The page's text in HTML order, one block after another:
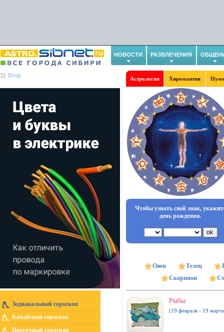
НОВОСТИ РАЗВЛЕЧЕНИЯ
Вход
Астрология Хиромантия
Зодиакальный гороскоп
Китайский гороскоп
Цветочный гороскоп
Чтобы узнать свой знак,
день рождения.
Овен Телец
Скорпион
Рыбы
(19 февраля - 19